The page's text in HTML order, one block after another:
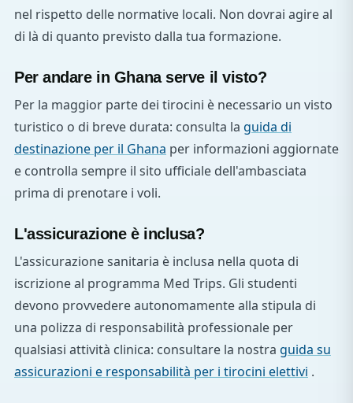
nel rispetto delle normative locali. Non dovrai agire al
di là di quanto previsto dalla tua formazione.
Per andare in Ghana serve il visto?
Per la maggior parte dei tirocini è necessario un visto
turistico o di breve durata: consulta la guida di
destinazione per il Ghana per informazioni aggiornate
e controlla sempre il sito ufficiale dell'ambasciata
prima di prenotare i voli.
L'assicurazione è inclusa?
L'assicurazione sanitaria è inclusa nella quota di
iscrizione al programma Med Trips. Gli studenti
devono provvedere autonomamente alla stipula di
una polizza di responsabilità professionale per
qualsiasi attività clinica: consultare la nostra guida su
assicurazioni e responsabilità per i tirocini elettivi .